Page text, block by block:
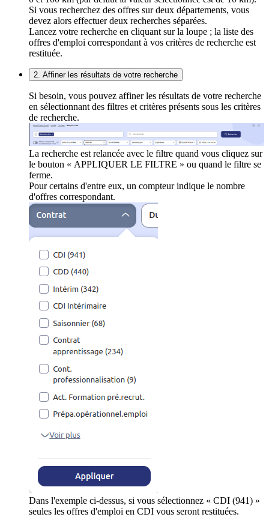
Si vous recherchez des offres sur deux départements, vous
devez alors effectuer deux recherches séparées.
Lancez votre recherche en cliquant sur la loupe ; la liste des
offres d'emploi correspondant à vos critères de recherche est
restituée.
2. Affiner les résultats de votre recherche
Si besoin, vous pouvez affiner les résultats de votre recherche
en sélectionnant des filtres et critères présents sous les critères
de recherche.
La recherche est relancée avec le filtre quand vous cliquez sur
le bouton « APPLIQUER LE FILTRE » ou quand le filtre se
ferme.
Pour certains d'entre eux, un compteur indique le nombre
d'offres correspondant.
Dans l'exemple ci-dessus, si vous sélectionnez « CDI (941) »
seules les offres d'emploi en CDI vous seront restituées.